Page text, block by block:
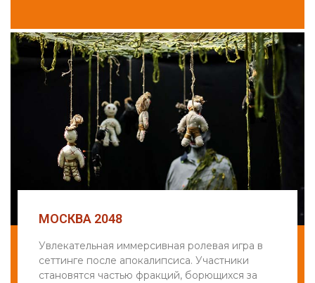
МОСКВА 2048
Увлекательная иммерсивная ролевая игра в
сеттинге после апокалипсиса. Участники
становятся частью фракций, борющихся за